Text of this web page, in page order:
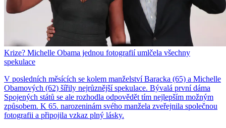
Krize? Michelle Obama jednou fotografií umlčela všechny
spekulace
V posledních měsících se kolem manželství Baracka (65) a Michelle
Obamových (62) šířily nejrůznější spekulace. Bývalá první dáma
Spojených států se ale rozhodla odpovědět tím nejlepším možným
způsobem. K 65. narozeninám svého manžela zveřejnila společnou
fotografii a připojila vzkaz plný lásky.